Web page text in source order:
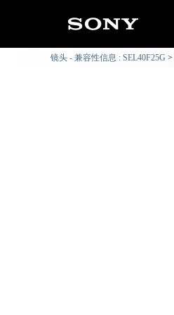
镜头 - 兼容性信息 : SEL40F25G